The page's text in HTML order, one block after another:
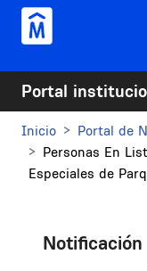
Pasar al contenido
Portal
Inicio
Portal de
Personas En
Especiales de